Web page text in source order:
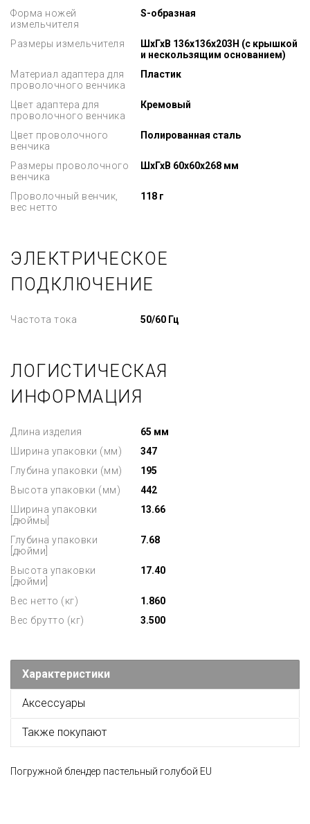
Форма ножей
измельчителя
S-образная
Размеры измельчителя
ШхГхВ 136x136x203H (с крышкой
и нескользящим основанием)
Материал адаптера для
проволочного венчика
Пластик
Цвет адаптера для
проволочного венчика
Кремовый
Цвет проволочного
венчика
Полированная сталь
Размеры проволочного
венчика
ШхГхВ 60x60x268 мм
Проволочный венчик,
вес нетто
118 г
ЭЛЕКТРИЧЕСКОЕ
ПОДКЛЮЧЕНИЕ
Частота тока 50/60 Гц
ЛОГИСТИЧЕСКАЯ
ИНФОРМАЦИЯ
Длина изделия
65 мм
Ширина упаковки (мм)
347
Глубина упаковки (мм)
195
Высота упаковки (мм)
442
Ширина упаковки
[дюймы]
13.66
Глубина упаковки
[дюйми]
7.68
Высота упаковки
[дюйми]
17.40
Вес нетто (кг)
1.860
Вес брутто (кг)
3.500
Характеристики
Аксессуары
Также покупают
Погружной блендер пастельный голубой EU